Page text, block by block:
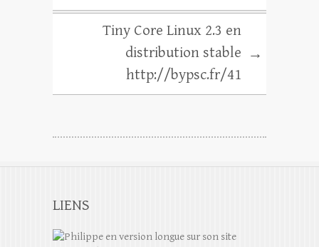
Tiny Core Linux 2.3 en
distribution stable
http://bypsc.fr/41
→
LIENS